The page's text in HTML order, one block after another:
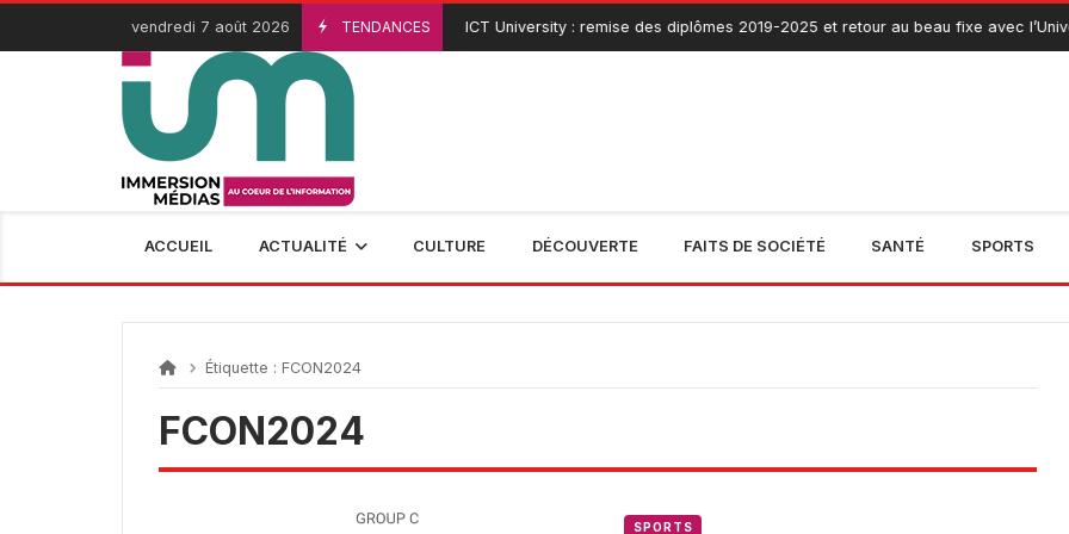
Passer
contenu
vendredi 7 août 2026 TENDANCES
3 Août 2026 ICT University : remise des diplômes 2019-2025 et retour au beau fixe avec
ACCUEIL ACTUALITÉ CULTURE DÉCOUVERTE FAITS DE SOCIÉTÉ SANTÉ SPORTS
Étiquette : FCON2024
FCON2024
SPORTS